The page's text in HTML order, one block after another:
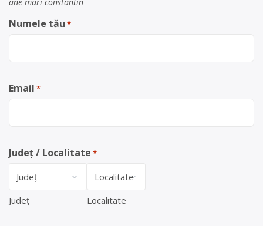
Numele tău *
Email *
Județ / Localitate *
Județ Localitate